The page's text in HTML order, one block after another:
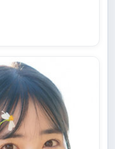
配乐与摄影风格统一，具